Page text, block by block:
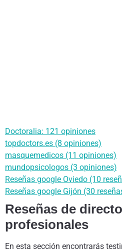
Doctoralia: 121 opiniones
topdoctors.es (8 opiniones)
masquemedicos (11 opiniones)
mundopsicologos (3 opiniones)
Reseñas google Oviedo (10
Reseñas google Gijón (30
Reseñas de
profesionales
En esta sección encontrarás